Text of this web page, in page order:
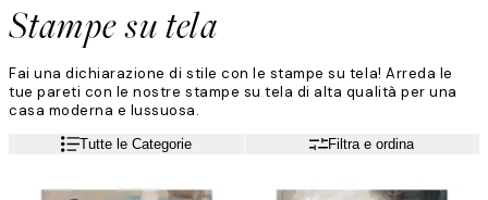
Stampe su tela
Fai una dichiarazione di stile con le stampe su tela! Arreda le
tue pareti con le nostre stampe su tela di alta qualità per una
casa moderna e lussuosa.
Tutte le Categorie Filtra e ordina